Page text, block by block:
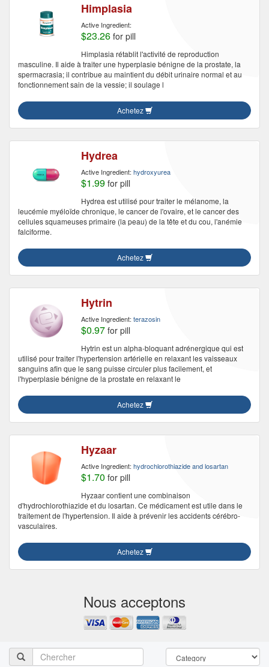
Himplasia
Active Ingredient:
$23.26 for pill
Himplasia rétablit l'activité de reproduction
masculine. Il aide à traiter une hyperplasie bénigne de la prostate, la
spermacrasia; il contribue au maintient du débit urinaire normal et au
fonctionnement sain de la vessie; il soulage l
Achetez
Hydrea
Active Ingredient: hydroxyurea
$1.99 for pill
Hydrea est utilisé pour traiter le mélanome, la
leucémie myéloïde chronique, le cancer de l'ovaire, et le cancer des
cellules squameuses primaire (la peau) de la tête et du cou, l'anémie
falciforme.
Achetez
Hytrin
Active Ingredient: terazosin
$0.97 for pill
Hytrin est un alpha-bloquant adrénergique qui est
utilisé pour traiter l'hypertension artérielle en relaxant les vaisseaux
sanguins afin que le sang puisse circuler plus facilement, et
l'hyperplasie bénigne de la prostate en relaxant le
Achetez
Hyzaar
Active Ingredient: hydrochlorothiazide and losartan
$1.70 for pill
Hyzaar contient une combinaison
d'hydrochlorothiazide et du losartan. Ce médicament est utile dans le
traitement de l'hypertension. Il aide à prévenir les accidents cérébro-
vasculaires.
Achetez
Nous acceptons